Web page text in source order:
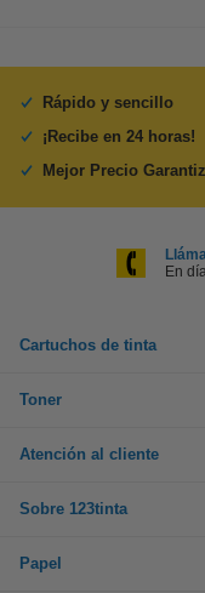
Rápido y sencillo
¡Recibe en 24 horas!
Mejor Precio
En
Cartuchos de tinta
Toner
Atención al cliente
Sobre 123tinta
Papel